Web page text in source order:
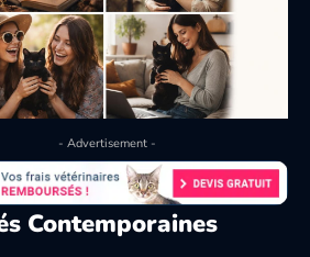
- Advertisement -
Contemporaines